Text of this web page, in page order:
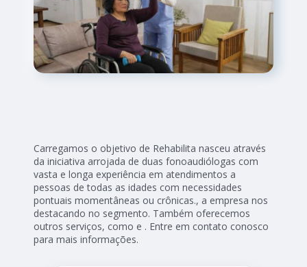
Carregamos o objetivo de Rehabilita nasceu através
da iniciativa arrojada de duas fonoaudiólogas com
vasta e longa experiência em atendimentos a
pessoas de todas as idades com necessidades
pontuais momentâneas ou crônicas., a empresa nos
destacando no segmento. Também oferecemos
outros serviços, como e . Entre em contato conosco
para mais informações.